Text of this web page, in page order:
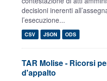
decisioni inerenti
l’esecuzione...
CSV JSON ODS
TAR Molise - Ricorsi
d'appalto